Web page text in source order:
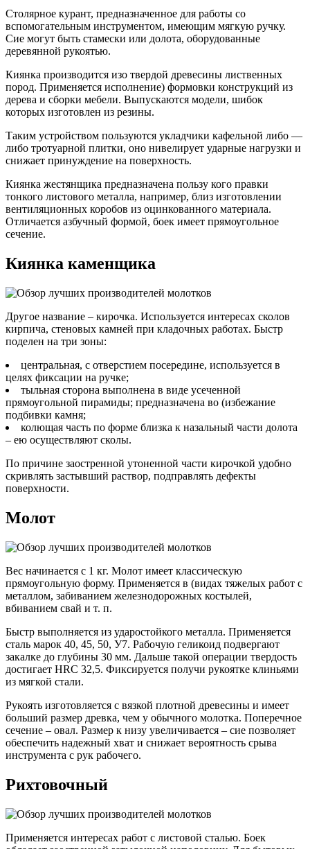
Столярное курант, предназначенное для работы со
вспомогательным инструментом, имеющим мягкую ручку.
Сие могут быть стамески или долота, оборудованные
деревянной рукоятью.
Киянка производится изо твердой древесины лиственных
пород. Применяется исполнение) формовки конструкций из
дерева и сборки мебели. Выпускаются модели, шибок
которых изготовлен из резины.
Таким устройством пользуются укладчики кафельной либо —
либо тротуарной плитки, оно нивелирует ударные нагрузки и
снижает принуждение на поверхность.
Киянка жестянщика предназначена пользу кого правки
тонкого листового металла, например, близ изготовлении
вентиляционных коробов из оцинкованного материала.
Отличается азбучный формой, боек имеет прямоугольное
сечение.
Киянка каменщика
Другое название – кирочка. Используется интересах сколов
кирпича, стеновых камней при кладочных работах. Быстр
поделен на три зоны:
центральная, с отверстием посередине, используется в
целях фиксации на ручке;
тыльная сторона выполнена в виде усеченной
прямоугольной пирамиды; предназначена во (избежание
подбивки камня;
колющая часть по форме близка к назальный части долота
– ею осуществляют сколы.
По причине заостренной утоненной части кирочкой удобно
скривлять застывший раствор, подправлять дефекты
поверхности.
Молот
Вес начинается с 1 кг. Молот имеет классическую
прямоугольную форму. Применяется в (видах тяжелых работ с
металлом, забиванием железнодорожных костылей,
вбиванием свай и т. п.
Быстр выполняется из ударостойкого металла. Применяется
сталь марок 40, 45, 50, У7. Рабочую геликоид подвергают
закалке до глубины 30 мм. Дальше такой операции твердость
достигает HRC 32,5. Фиксируется получи рукоятке клиньями
из мягкой стали.
Рукоять изготовляется с вязкой плотной древесины и имеет
больший размер древка, чем у обычного молотка. Поперечное
сечение – овал. Размер к низу увеличивается – сие позволяет
обеспечить надежный хват и снижает вероятность срыва
инструмента с рук рабочего.
Рихтовочный
Применяется интересах работ с листовой сталью. Боек